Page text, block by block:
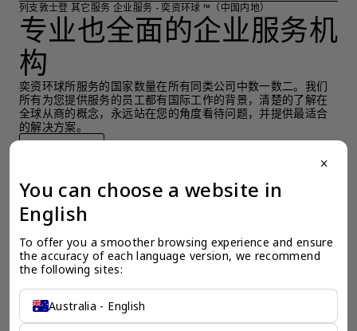
列支敦士登 其它服务 企业服务 - 奕资环球 ™（中国内地）
专业也全面的企业服务机
构
奕资环球所服务的国家数量在所有同类公司中数一数二。我们
所有为您提供服务的员工都有国际工作的背景，清楚的了解在
全球从商的概念，永远站在您的角度看待问题，并提供最适合
的解决方案。
close
You can choose a website in
English
To offer you a smoother browsing experience and ensure
the accuracy of each language version, we recommend
the following sites:
Australia - English